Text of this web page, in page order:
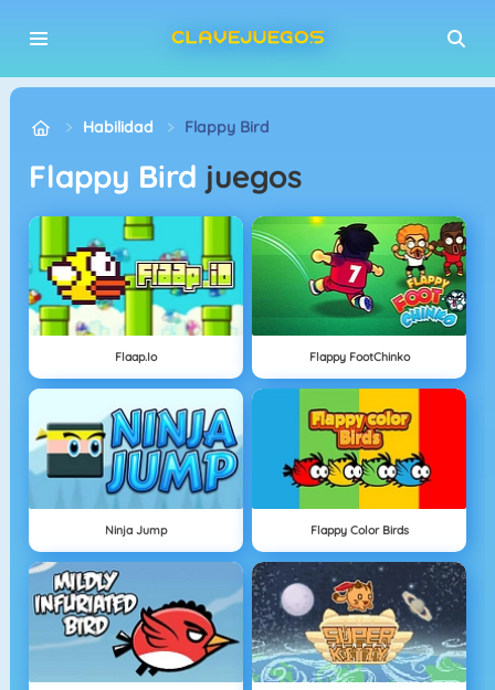
Habilidad Flappy Bird
Flappy Bird juegos
Flaap.io Flappy FootChinko
Ninja Jump Flappy Color Birds